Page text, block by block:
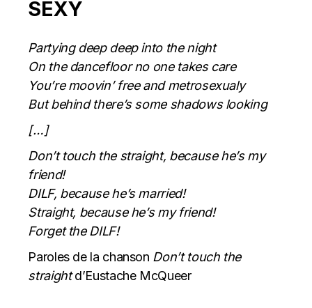
SEXY
Partying deep deep into the night
On the dancefloor no one takes care
You’re moovin’ free and metrosexualy
But behind there’s some shadows looking
[…]
Don’t touch the straight, because he’s my
friend!
DILF, because he’s married!
Straight, because he’s my friend!
Forget the DILF!
Paroles de la chanson Don’t touch the
straightd’Eustache McQueer